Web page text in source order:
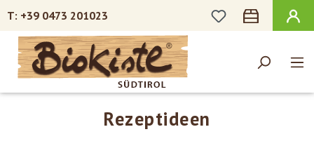
Zum Hauptinhalt springen
+39 0473 201023
DU HAST 0
Rezeptideen